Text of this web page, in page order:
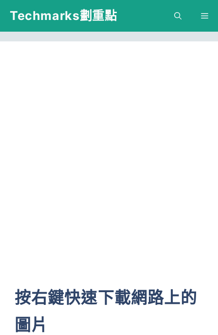
跳
主
Techmarks劃重點
按右鍵快速下載網路上的
圖片